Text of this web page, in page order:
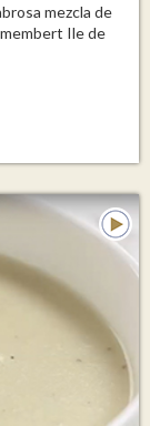
mezcla de
Ile de